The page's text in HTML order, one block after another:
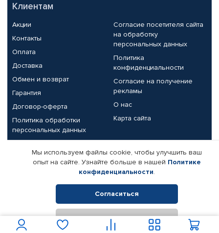
Клиентам
Акции
Контакты
Оплата
Доставка
Обмен и возврат
Гарантия
Договор-оферта
Политика обработки
персональных данных
Согласие посетителя сайта
на обработку
персональных данных
Политика
конфиденциальности
Согласие на получение
рекламы
О нас
Карта сайта
Партнерам
Корпоративным клиентам
Поставщикам
Реквизиты компании
© КАМАЗ ЦЕНТР ДОНЕЦК, 2015-2026. Все права защищены.
Интернет-магазин автомобильных товаров Автопрофи.
Мы используем файлы cookie, чтобы улучшить ваш
опыт на сайте. Узнайте больше в нашей Политике
конфиденциальности.
Согласиться
Отклонить